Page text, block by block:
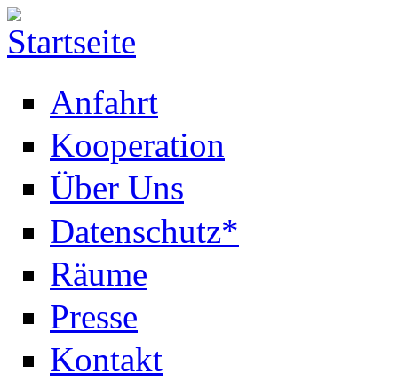
Anfahrt
Kooperation
Über Uns
Datenschutz*
Räume
Presse
Kontakt